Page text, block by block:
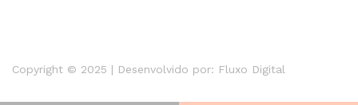
Copyright © 2025 | Desenvolvido por: Fluxo Digital